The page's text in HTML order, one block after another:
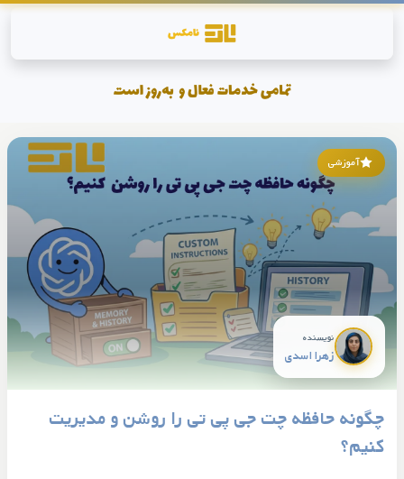
آموزشی
نویسنده
زهرا اسدی
چگونه حافظه چت جی پی تی را روشن و مدیریت
کنیم؟